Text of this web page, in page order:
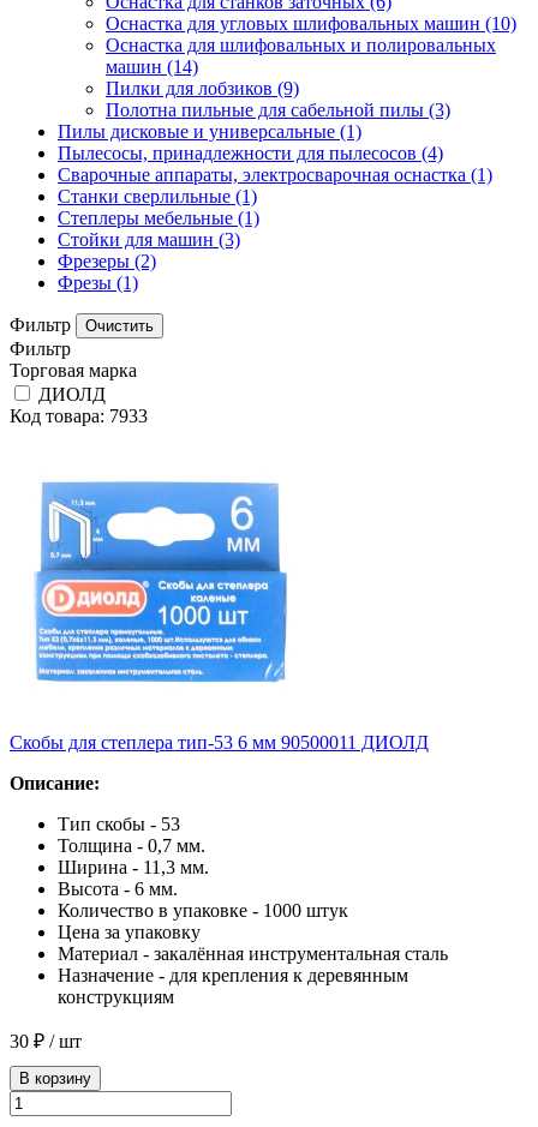
Оснастка для угловых шлифовальных машин (10)
Оснастка для шлифовальных и полировальных
машин (14)
Пилки для лобзиков (9)
Полотна пильные для сабельной пилы (3)
Пилы дисковые и универсальные (1)
Пылесосы, принадлежности для пылесосов (4)
Сварочные аппараты, электросварочная оснастка (1)
Станки сверлильные (1)
Степлеры мебельные (1)
Стойки для машин (3)
Фрезеры (2)
Фрезы (1)
Фильтр
Фильтр
Торговая марка
ДИОЛД
Код товара: 7933
Скобы для степлера тип-53 6 мм 90500011 ДИОЛД
Описание:
Тип скобы - 53
Толщина - 0,7 мм.
Ширина - 11,3 мм.
Высота - 6 мм.
Количество в упаковке - 1000 штук
Цена за упаковку
Материал - закалённая инструментальная сталь
Назначение - для крепления к деревянным
конструкциям
30 ₽ / шт
В корзину